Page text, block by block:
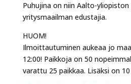
Puhujina on niin Aalto-
yritysmaailman edustajia.
HUOM!
Ilmoittautuminen aukeaa jo
12:00! Paikkoja on 50
varattu 25 paikkaa. Lisäksi on